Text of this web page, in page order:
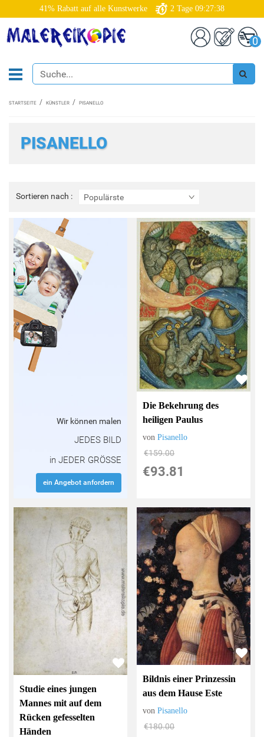
41% Rabatt auf alle Kunstwerke 2 Tage 09:27:37
0
STARTSEITE KÜNSTLER PISANELLO
PISANELLO
Sortieren nach : Populärste
Sortieren
nach
Wir können malen
JEDES BILD
in JEDER GRÖSSE
ein Angebot anfordern
Die Bekehrung des
heiligen Paulus
vonPisanello
€159.00
€93.81
Studie eines jungen
Mannes mit auf dem
Rücken gefesselten
Händen
Bildnis einer Prinzessin
aus dem Hause Este
vonPisanello
€180.00